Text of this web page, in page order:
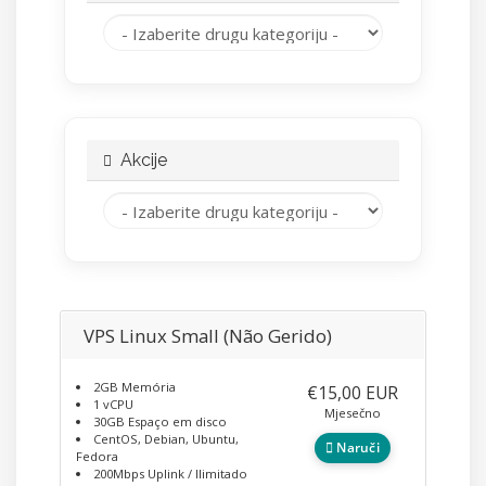
Akcije
VPS Linux Small (Não Gerido)
2GB Memória
1 vCPU
30GB Espaço em disco
CentOS, Debian, Ubuntu,
Fedora
200Mbps Uplink / Ilimitado
€15,00 EUR
Mjesečno
Naruči